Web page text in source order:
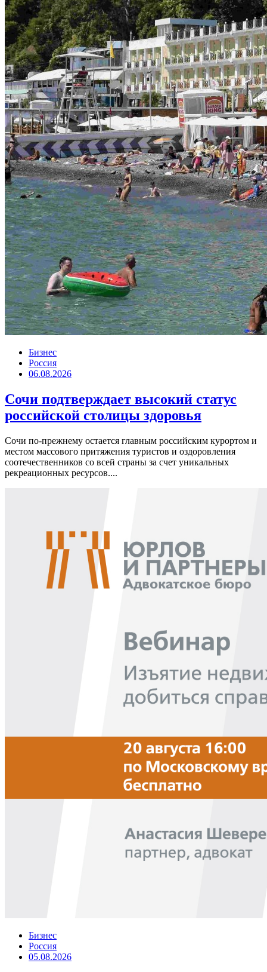
Бизнес
Россия
06.08.2026
Сочи подтверждает высокий статус
российской столицы здоровья
Сочи по-прежнему остается главным российским курортом и
местом массового притяжения туристов и оздоровления
соотечественников со всей страны за счет уникальных
рекреационных ресурсов....
Бизнес
Россия
05.08.2026